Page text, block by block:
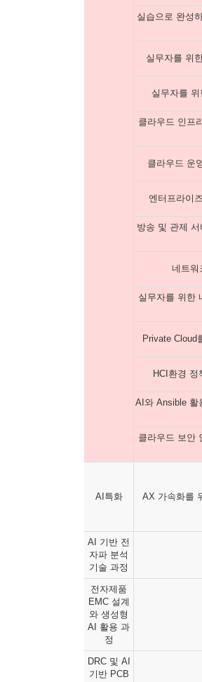
실습으로 완성
실무자를 위
실무자를
클라우드 인프
클라우드 운
엔터프라이
방송 및 관제
네트워
실무자를 위한
Private Cloud
HCI환경
AI와 Ansible 활
클라우드 보안
AI특화 AX 가속화를
AI 기반 전
자파 분석
기술 과정
전자제품
EMC 설계
와 생성형
AI 활용 과
정
DRC 및 AI
기반 PCB